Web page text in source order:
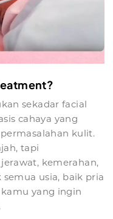
sekadar facial
cahaya yang
kulit.
tapi
kemerahan,
usia, baik pria
yang ingin